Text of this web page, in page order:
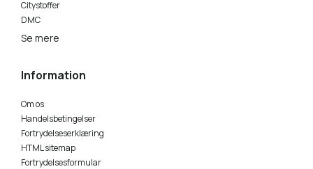
Citystoffer
DMC
Se mere
Information
Om os
Handelsbetingelser
Fortrydelseserklæring
HTML sitemap
Fortrydelsesformular